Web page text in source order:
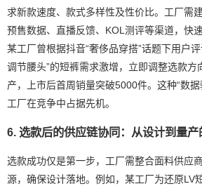
求新款速度、款式多样性及性价比。工厂需
预售数据、直播反馈、KOL测评等渠道，快
某工厂曾根据抖音“奢侈品穿搭”话题下用户
调节腰头”的短裤需求激增，立即调整选款方
产，上市后首周销量突破5000件。这种“数
工厂在竞争中占据先机。
6. 选款后的供应链协同：从设计到量
选款成功仅是第一步，工厂需整合面料供应
源，确保设计落地。例如，某工厂为还原LV